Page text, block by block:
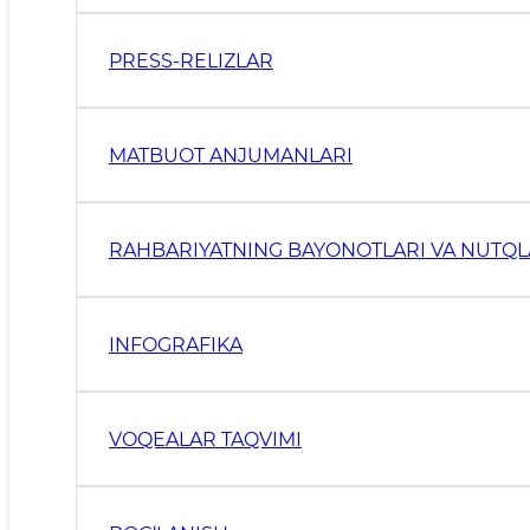
PRESS-RELIZLAR
MATBUOT ANJUMANLARI
RAHBARIYATNING BAYONOTLARI VA
INFOGRAFIKA
VOQEALAR TAQVIMI